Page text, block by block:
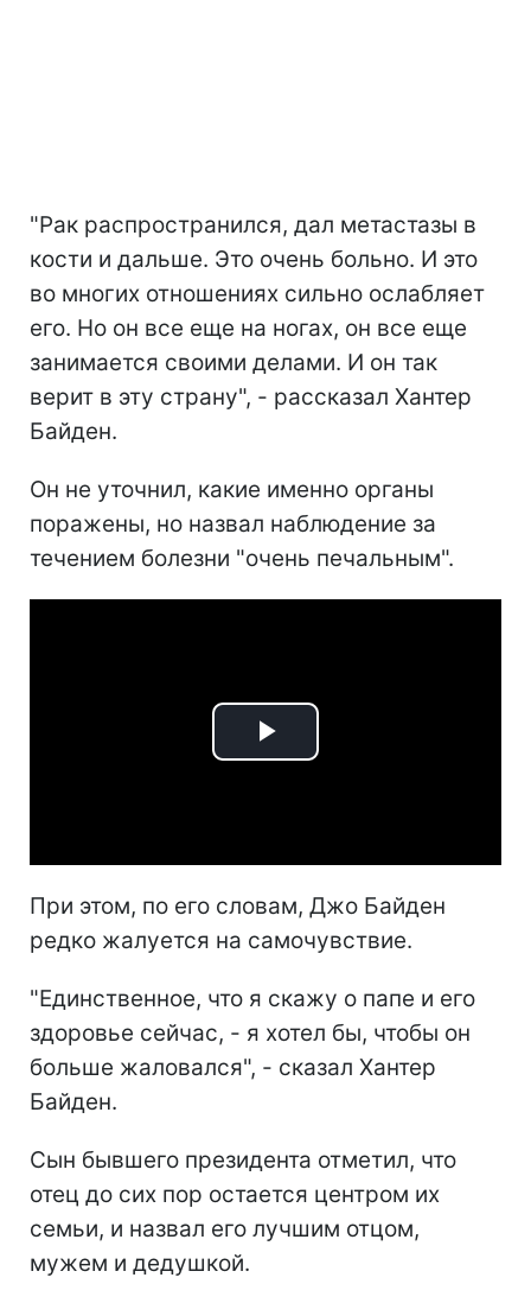
"Рак распространился, дал метастазы в
кости и дальше. Это очень больно. И это
во многих отношениях сильно ослабляет
его. Но он все еще на ногах, он все еще
занимается своими делами. И он так
верит в эту страну", - рассказал Хантер
Байден.
Он не уточнил, какие именно органы
поражены, но назвал наблюдение за
течением болезни "очень печальным".
Play
При этом, по его словам, Джо Байден
редко жалуется на самочувствие.
"Единственное, что я скажу о папе и его
здоровье сейчас, - я хотел бы, чтобы он
больше жаловался", - сказал Хантер
Байден.
Сын бывшего президента отметил, что
отец до сих пор остается центром их
семьи, и назвал его лучшим отцом,
мужем и дедушкой.